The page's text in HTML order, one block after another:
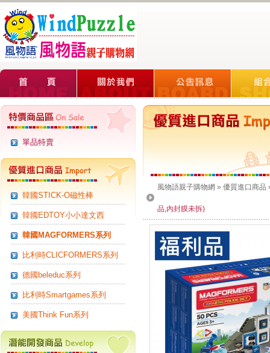
單品特賣
韓國STICK-O磁性棒
韓國EDTOY小小達文西
韓國MAGFORMERS系列
比利時CLICFORMERS系列
德國beleduc系列
比利時Smartgames系列
美國Think Fun系列
風物語親子購物網 » 優質進口商品
品,內封膜未拆)